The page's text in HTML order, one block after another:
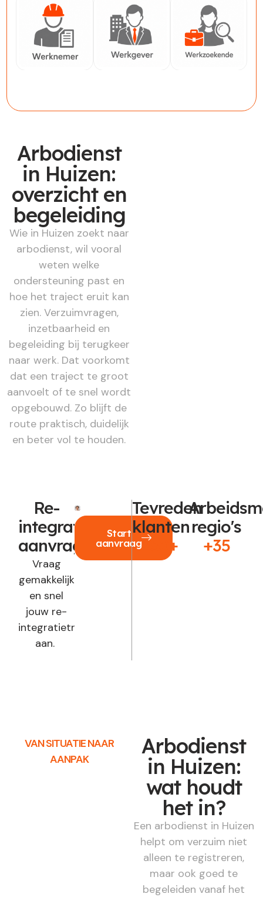
Arbodienst
in Huizen:
overzicht en
begeleiding
Wie in Huizen zoekt naar
arbodienst, wil vooral
weten welke
ondersteuning past en
hoe het traject eruit kan
zien. Verzuimvragen,
inzetbaarheid en
begeleiding bij terugkeer
naar werk. Dat voorkomt
dat een traject te groot
aanvoelt of te snel wordt
opgebouwd. Zo blijft de
route praktisch, duidelijk
en beter vol te houden.
Re-
integratie
aanvragen?
Vraag
gemakkelijk
en snel
jouw re-
integratietraject
aan.
Start
aanvraag
Tevreden
klanten
250+
regio's
+35
VAN SITUATIE NAAR
AANPAK
Arbodienst
in Huizen:
wat houdt
het in?
Een arbodienst in Huizen
helpt om verzuim niet
alleen te registreren,
maar ook goed te
begeleiden vanaf het